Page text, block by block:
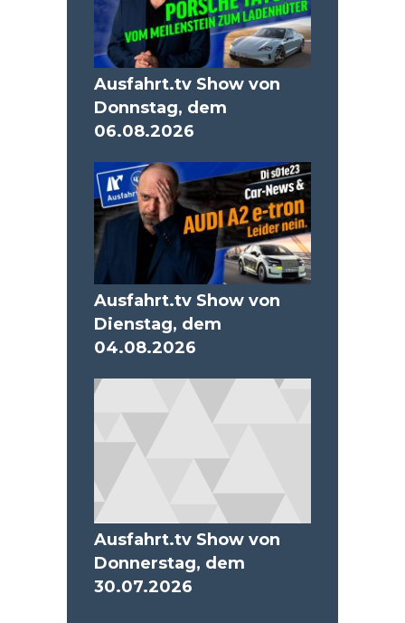
Ausfahrt.tv Show von
Donnstag, dem
06.08.2026
Ausfahrt.tv Show von
Dienstag, dem
04.08.2026
Ausfahrt.tv Show von
Donnerstag, dem
30.07.2026